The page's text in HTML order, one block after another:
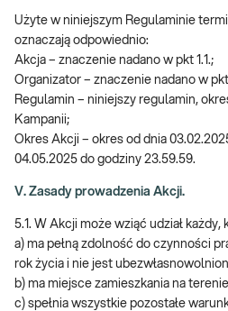
Użyte w niniejszym Regulaminie
oznaczają odpowiednio:
Akcja – znaczenie nadano w pkt 1.1.;
Organizator – znaczenie nadano w pkt
Regulamin – niniejszy regulamin,
Kampanii;
Okres Akcji – okres od dnia
04.05.2025 do godziny 23.59.59.
V. Zasady prowadzenia Akcji.
5.1. W Akcji może wziąć udział każdy,
a) ma pełną zdolność do czynności
rok życia i nie jest
b) ma miejsce zamieszkania na
c) spełnia wszystkie pozostałe